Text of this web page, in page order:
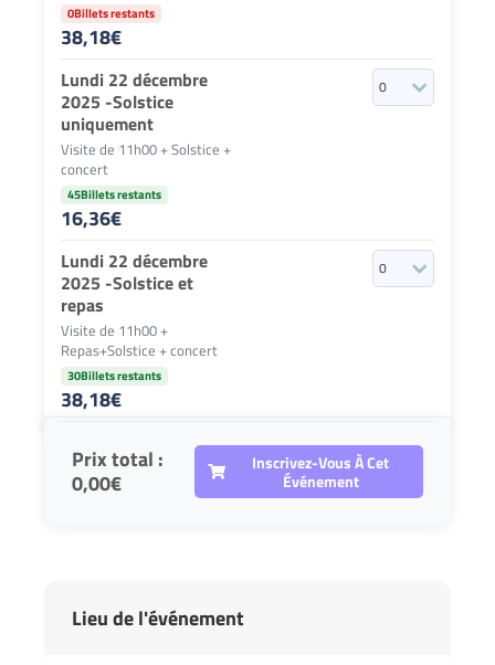
0Billets restants
38,18€
Lundi 22 décembre
2025 -Solstice
uniquement
Visite de 11h00 + Solstice +
concert
45Billets restants
16,36€
Lundi 22 décembre
2025 -Solstice et
repas
Visite de 11h00 +
Repas+Solstice + concert
30Billets restants
38,18€
Prix total :
0,00€
Inscrivez-Vous À Cet
Événement
Lieu de l'événement